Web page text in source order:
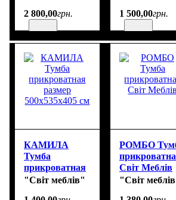
2 800,00грн.
1 500,00грн.
КАМИЛА
Тумба
прикроватная
размер
"Світ меблів"
РОМБО
Світ Меблів
"Світ